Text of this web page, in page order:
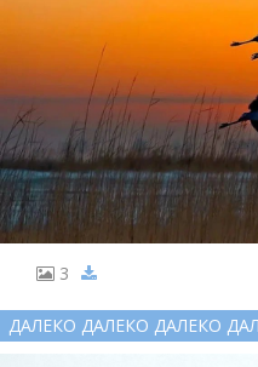
3
ДАЛЕКО ДАЛЕКО ДАЛЕКО